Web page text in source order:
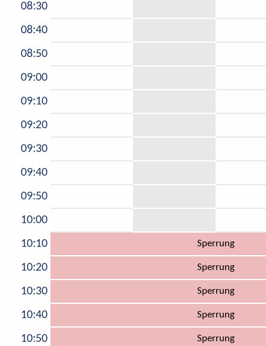
08:30
08:40
08:50
09:00
09:10
09:20
09:30
09:40
09:50
10:00
10:10
Sperrung
10:20 Sperrung
10:30 Sperrung
10:40 Sperrung
10:50 Sperrung